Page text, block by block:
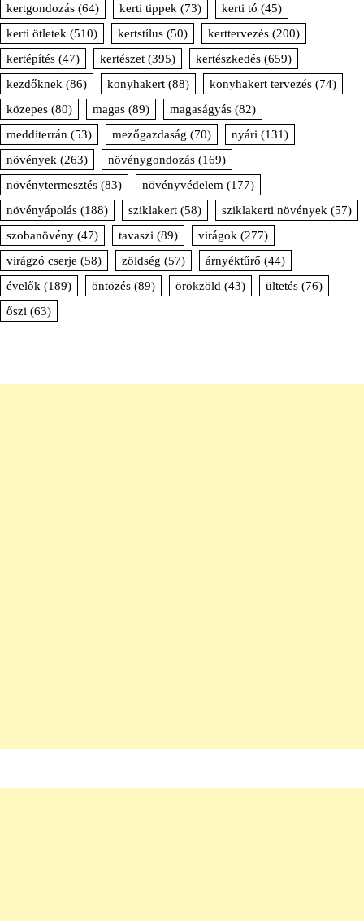
kertgondozás (64) kerti tippek (73) kerti tó (45)
kerti ötletek (510) kertstílus (50) kerttervezés (200)
kertépítés (47) kertészet (395) kertészkedés (659)
kezdőknek (86) konyhakert (88) konyhakert tervezés (74)
közepes (80) magas (89) magaságyás (82)
medditerrán (53) mezőgazdaság (70) nyári (131)
növények (263) növénygondozás (169)
növénytermesztés (83) növényvédelem (177)
növényápolás (188) sziklakert (58) sziklakerti növények (57)
szobanövény (47) tavaszi (89) virágok (277)
virágzó cserje (58) zöldség (57) árnyéktűrő (44)
évelők (189) öntözés (89) örökzöld (43) ültetés (76)
őszi (63)